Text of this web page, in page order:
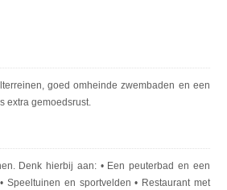
goed omheinde zwembaden en een
extra gemoedsrust.
Denk hierbij aan: • Een peuterbad en een
Speeltuinen en sportvelden • Restaurant met